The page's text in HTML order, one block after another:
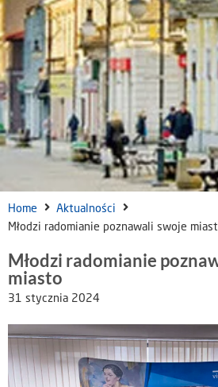
Home
Aktualności
Młodzi radomianie poznawali swoje
Młodzi radomianie
miasto
31 stycznia 2024